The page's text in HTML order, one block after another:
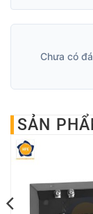
Chưa có
SẢN